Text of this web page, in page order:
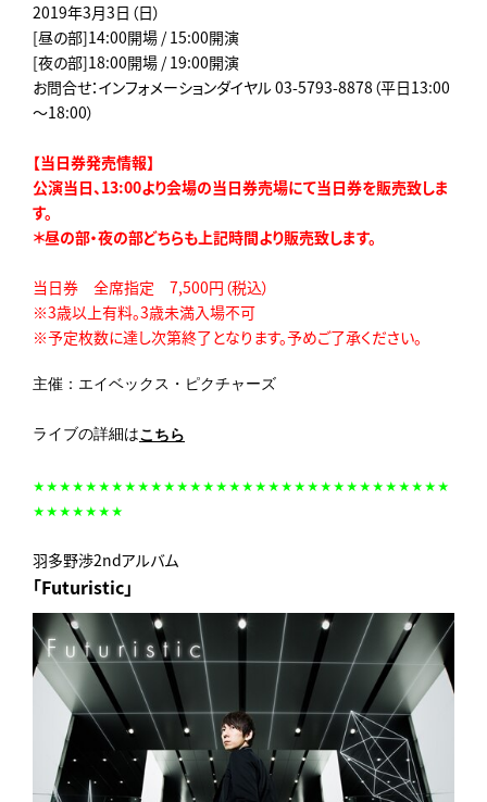
2019年3月3日（日）
[昼の部]14:00開場 / 15:00開演
[夜の部]18:00開場 / 19:00開演
お問合せ：インフォメーションダイヤル 03-5793-8878（平日13:00
～18:00）
【当日券発売情報】
公演当日、13:00より会場の当日券売場にて当日券を販売致しま
す。
＊昼の部・夜の部どちらも上記時間より販売致します。
当日券 全席指定 7,500円（税込）
※3歳以上有料。3歳未満入場不可
※予定枚数に達し次第終了となります。予めご了承ください。
主催：エイベックス・ピクチャーズ
ライブの詳細はこちら
★★★★★★★★★★★★★★★★★★★★★★★★★★★★★★★★
★★★★★★★
羽多野渉2ndアルバム
「Futuristic」